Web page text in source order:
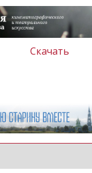
Скачать